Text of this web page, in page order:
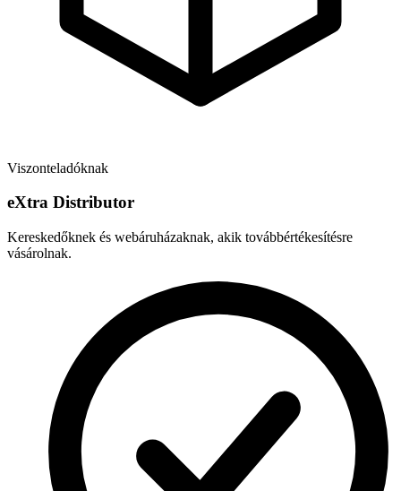
Viszonteladóknak
eXtra Distributor
Kereskedőknek és webáruházaknak, akik továbbértékesítésre
vásárolnak.